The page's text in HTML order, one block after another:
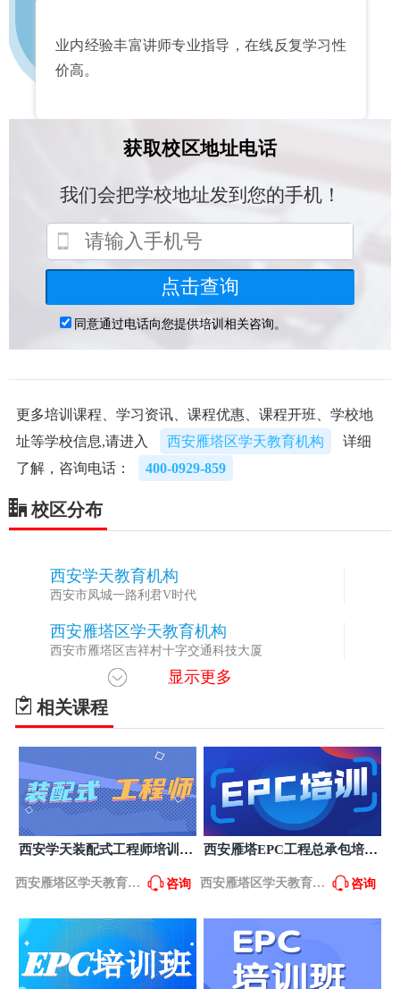
业内经验丰富讲师专业指导，在线反复学习性
价高。
更多培训课程、学习资讯、课程优惠、课程开班、学校地
址等学校信息,请进入
西安雁塔区学天教育机构
详细
了解，咨询电话：
400-0929-859
校区分布
西安学天教育机构
西安市凤城一路利君V时代
西安雁塔区学天教育机构
西安市雁塔区吉祥村十字交通科技大厦
显示更多
相关课程
西安学天装配式工程师培训课
西安雁塔区学天教育机 咨询
西安雁塔EPC工程总承包培训
西安雁塔区学天教育机 咨询